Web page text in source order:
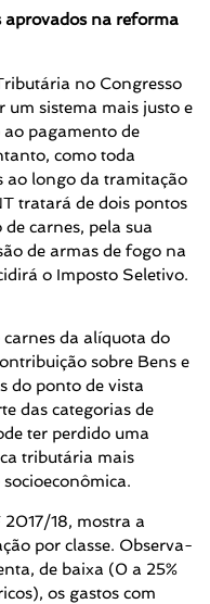
aprovados na reforma
no Congresso
sistema mais justo e
pagamento de
como toda
ao longo da tramitação
tratará de dois pontos
carnes, pela sua
de armas de fogo na
o Imposto Seletivo.
carnes da alíquota do
sobre Bens e
do ponto de vista
das categorias de
ter perdido uma
tributária mais
18, mostra a
por classe. Observa-
de baixa (0 a 25%
os gastos com